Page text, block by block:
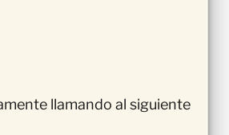
llamando al siguiente